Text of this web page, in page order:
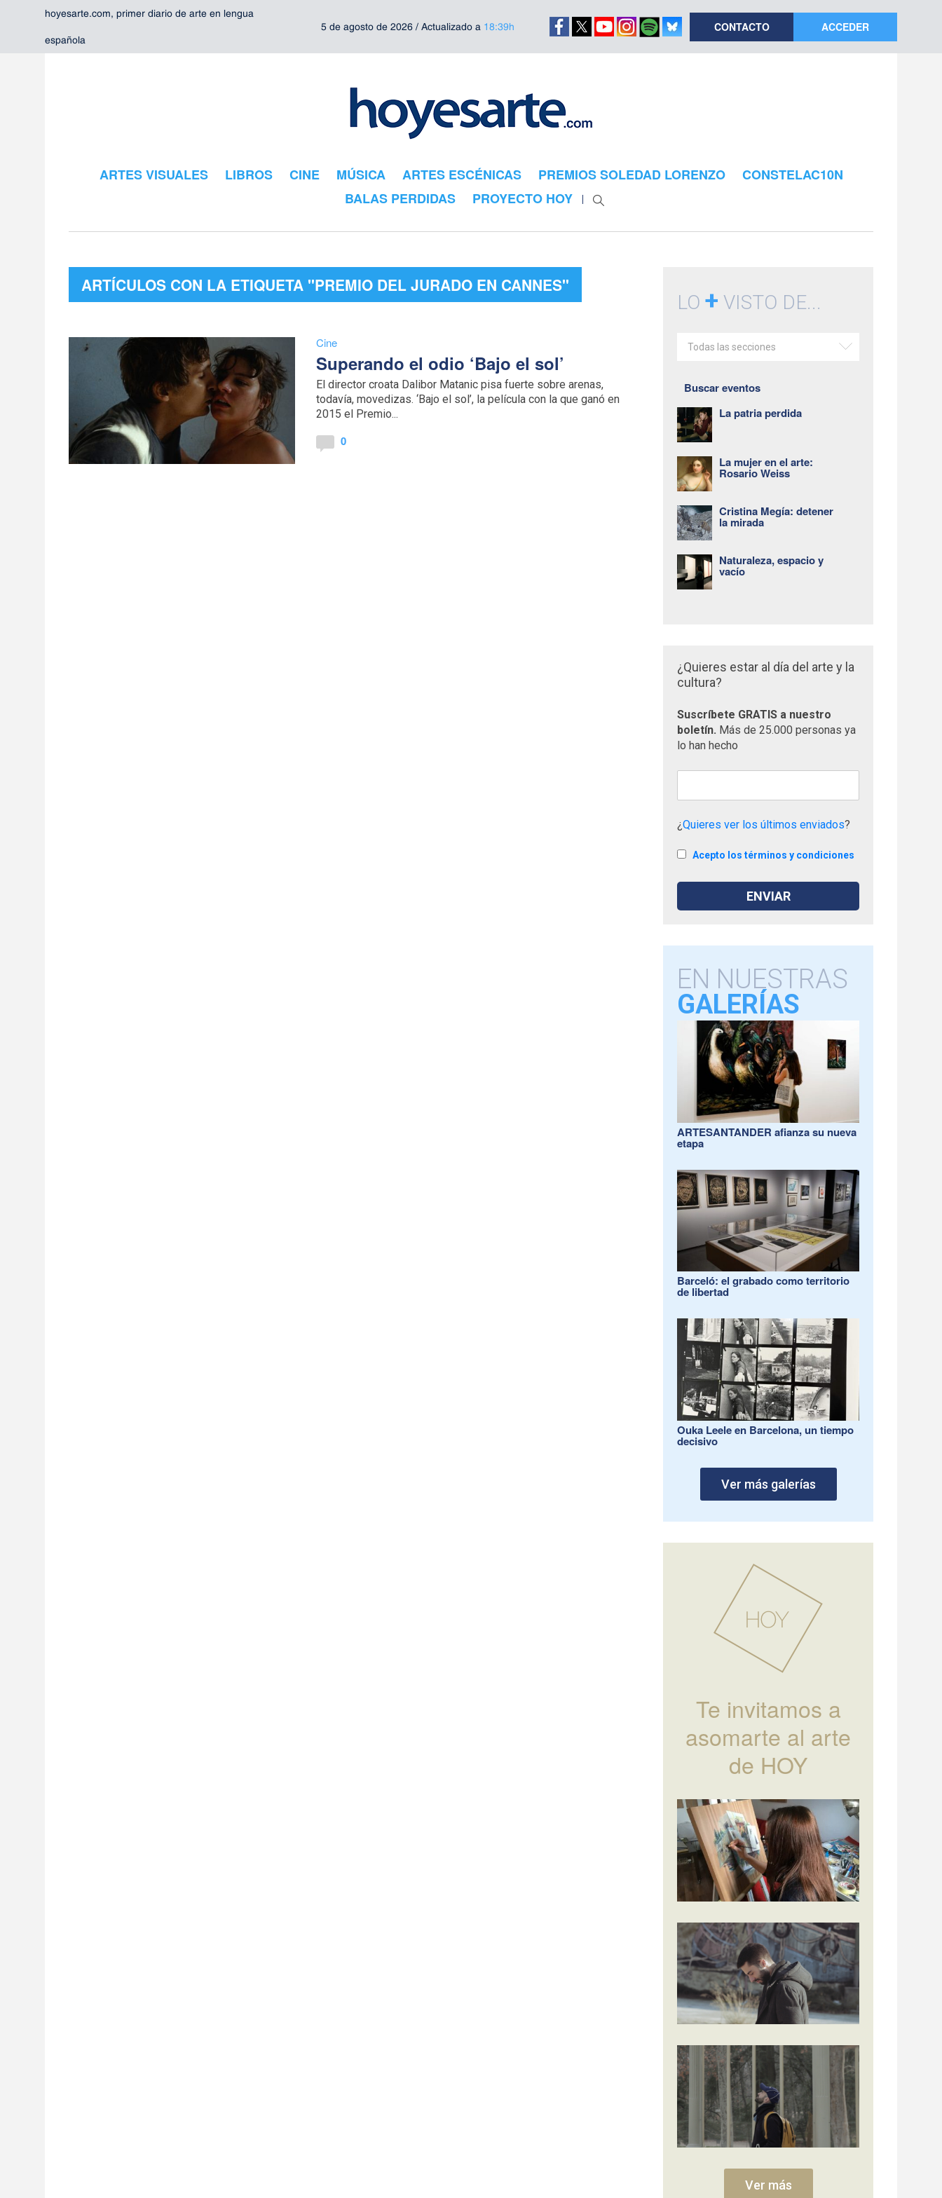
hoyesarte.com, primer diario de arte en lengua
española
5 de agosto de 2026 / Actualizado a 18:39h CONTACTO ACCEDER
ARTES VISUALES LIBROS CINE MÚSICA ARTES ESCÉNICAS PREMIOS SOLEDAD LORENZO
CONSTELAC10N
BALAS PERDIDAS
PROYECTO HOY
ARTÍCULOS CON LA ETIQUETA "PREMIO DEL JURADO EN CANNES"
Cine
Superando el odio ‘Bajo el sol’
El director croata Dalibor Matanic pisa fuerte sobre arenas,
todavía, movedizas. ‘Bajo el sol’, la película con la que ganó en
2015 el Premio...
0
LO+ VISTO DE...
Todas las secciones
Buscar eventos
La patria perdida
La mujer en el arte:
Rosario Weiss
Cristina Megía: detener
la mirada
Naturaleza, espacio y
vacío
¿Quieres estar al día del arte y la
cultura?
Suscríbete GRATIS a nuestro
boletín. Más de 25.000 personas ya
lo han hecho
¿Quieres ver los últimos enviados?
Acepto los términos y condiciones
EN NUESTRAS
GALERÍAS
ARTESANTANDER afianza su nueva
etapa
Barceló: el grabado como territorio
de libertad
Ouka Leele en Barcelona, un tiempo
decisivo
Ver más galerías
Te invitamos a
asomarte al arte
de HOY
Ver más